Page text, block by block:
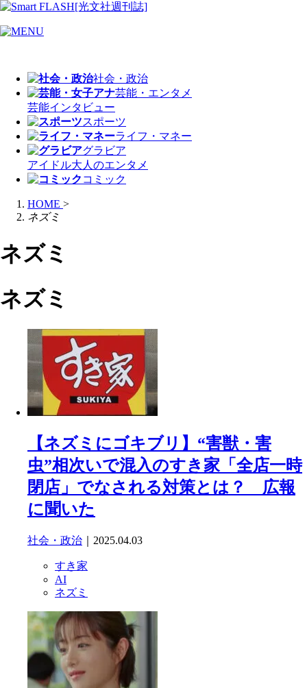
社会・政治
芸能・エンタメ
芸能インタビュー
スポーツ
ライフ・マネー
グラビア
アイドル大人のエンタメ
コミック
HOME >
ネズミ
ネズミ
ネズミ
【ネズミにゴキブリ】“害獣・害
虫”相次いで混入のすき家「全店一時
閉店」でなされる対策とは？ 広報
に聞いた
社会・政治 ｜2025.04.03
すき家
AI
ネズミ